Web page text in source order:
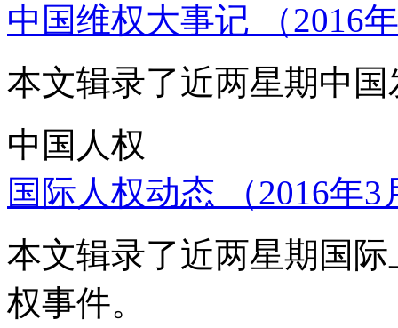
中国维权大事记 （2016
本文辑录了近两星期中
中国人权
国际人权动态 （2016年
本文辑录了近两星期国
权事件。